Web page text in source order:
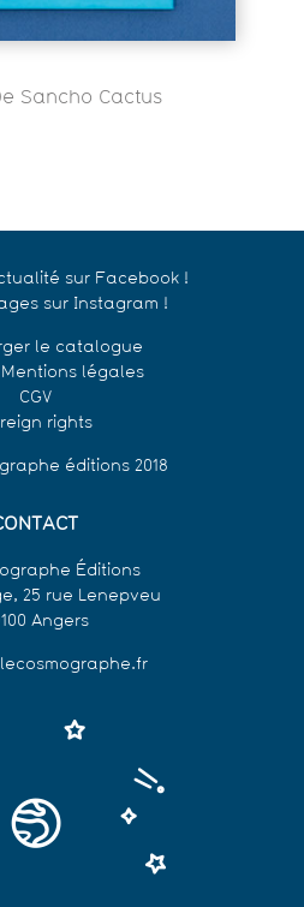
Sancho Cactus
sur Facebook !
sur Instagram !
le catalogue
Mentions légales
CGV
rights
éditions 2018
Éditions
25 rue Lenepveu
Angers